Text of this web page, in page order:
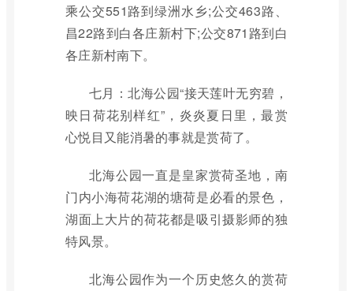
乘公交551路到绿洲水乡;公交463路、
昌22路到白各庄新村下;公交871路到白
各庄新村南下。
七月：北海公园“接天莲叶无穷碧，
映日荷花别样红”，炎炎夏日里，最赏
心悦目又能消暑的事就是赏荷了。
北海公园一直是皇家赏荷圣地，南
门内小海荷花湖的塘荷是必看的景色，
湖面上大片的荷花都是吸引摄影师的独
特风景。
北海公园作为一个历史悠久的赏荷